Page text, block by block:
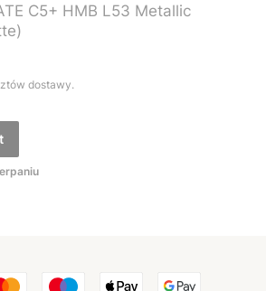
C5+ HMB L53 Metallic
dostawy.